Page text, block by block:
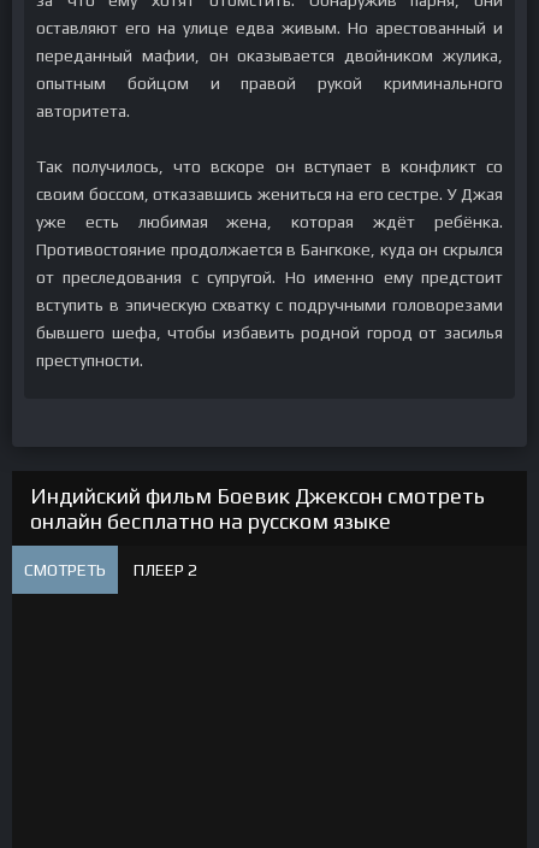
оставляют его на улице едва живым. Но арестованный и
переданный мафии, он оказывается двойником жулика,
опытным бойцом и правой рукой криминального
авторитета.
Так получилось, что вскоре он вступает в конфликт со
своим боссом, отказавшись жениться на его сестре. У Джая
уже есть любимая жена, которая ждёт ребёнка.
Противостояние продолжается в Бангкоке, куда он скрылся
от преследования с супругой. Но именно ему предстоит
вступить в эпическую схватку с подручными головорезами
бывшего шефа, чтобы избавить родной город от засилья
преступности.
Индийский фильм Боевик Джексон смотреть
онлайн бесплатно на русском языке
СМОТРЕТЬ ПЛЕЕР 2